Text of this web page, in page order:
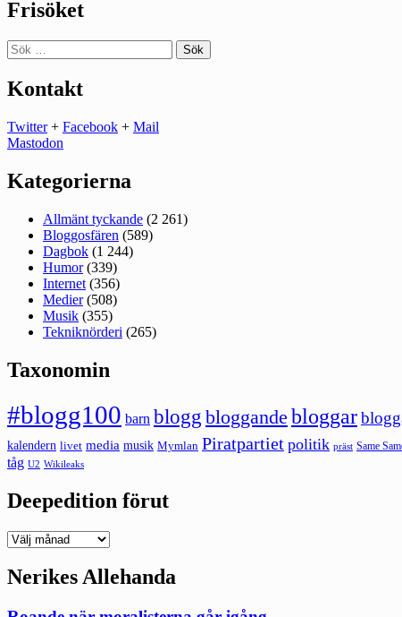
Frisöket
Sök
efter:
Kontakt
Twitter+ Facebook + Mail
Mastodon
Kategorierna
Allmänt tyckande (2 261)
Bloggosfären (589)
Dagbok (1 244)
Humor(339)
Internet (356)
Medier(508)
Musik (355)
Tekniknörderi (265)
Taxonomin
#blogg100 barn blogg bloggande bloggar
kalendern livet media musik Mymlan Piratpartiet politik präst Same
tåg U2 Wikileaks
Deepedition förut
Deepedition
Nerikes Allehanda